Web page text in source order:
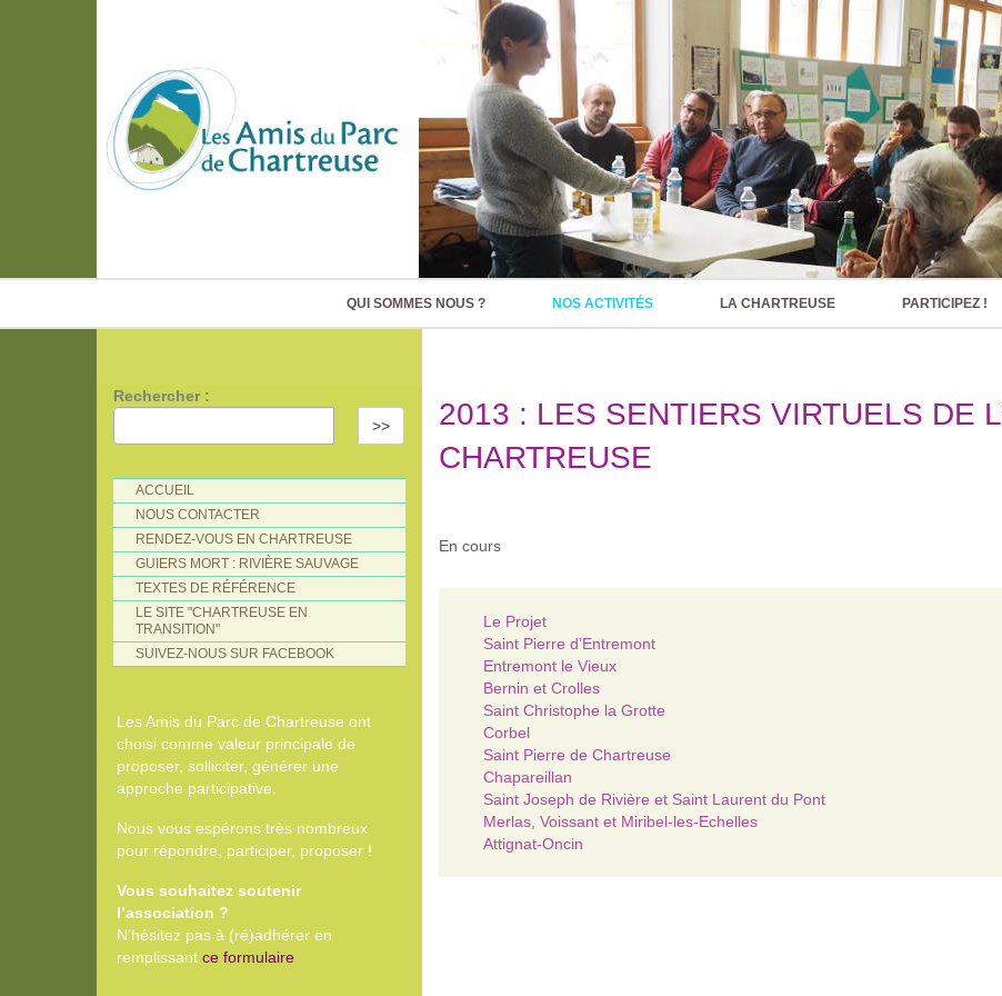
QUI SOMMES NOUS ? NOS ACTIVITÉS LA CHARTREUSE PARTICIPEZ !
2013 : LES SENTIERS VIRTUELS DE
CHARTREUSE
En cours
Le Projet
Saint Pierre d’Entremont
Entremont le Vieux
Bernin et Crolles
Saint Christophe la Grotte
Corbel
Saint Pierre de Chartreuse
Chapareillan
Saint Joseph de Rivière et Saint Laurent du Pont
Merlas, Voissant et Miribel-les-Echelles
Attignat-Oncin
Rechercher :
>>
ACCUEIL
NOUS CONTACTER
RENDEZ-VOUS EN CHARTREUSE
GUIERS MORT : RIVIÈRE SAUVAGE
TEXTES DE RÉFÉRENCE
LE SITE "CHARTREUSE EN
TRANSITION"
SUIVEZ-NOUS SUR FACEBOOK
Les Amis du Parc de Chartreuse ont
choisi comme valeur principale de
proposer, solliciter, générer une
approche participative.
Nous vous espérons très nombreux
pour répondre, participer, proposer !
Vous souhaitez soutenir
l’association ?
N’hésitez pas à (ré)adhérer en
remplissant ce formulaire